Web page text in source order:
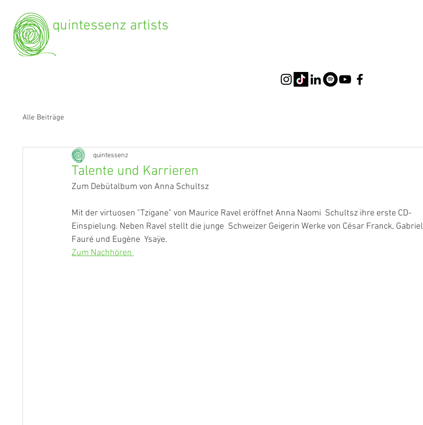
quintessenz artists
Alle Beiträge
Talente und Karrieren
quintessenz
Zum Debütalbum von Anna Schultsz
Mit der virtuosen "Tzigane" von Maurice Ravel eröffnet Anna Naomi  Schultsz ihre erste CD-
Einspielung. Neben Ravel stellt die junge  Schweizer Geigerin Werke von César Franck, Gabriel
Fauré und Eugène  Ysaÿe.
Zum Nachhören